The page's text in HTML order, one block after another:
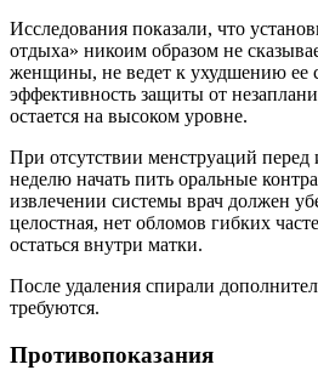
Исследования показали, что
отдыха» никоим образом не
женщины, не ведет к ухудшению ее
эффективность защиты от
остается на высоком уровне.
При отсутствии менструаций перед
неделю начать пить оральные
извлечении системы врач должен
целостная, нет обломов гибких
остаться внутри матки.
После удаления спирали
требуются.
Противопоказания